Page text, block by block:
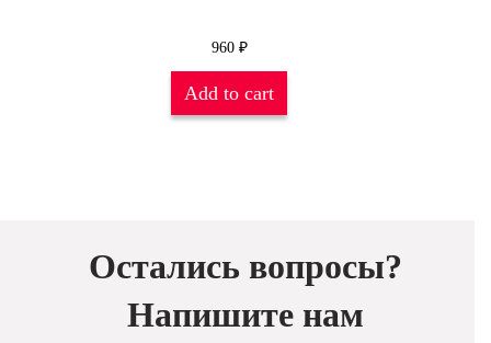
960 ₽
Add to cart
Остались вопросы?
Напишите нам